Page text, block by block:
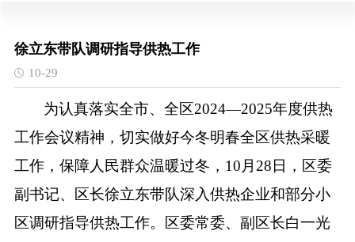
徐立东带队调研指导供热工作
10-29
为认真落实全市、全区2024—2025年度供热
工作会议精神，切实做好今冬明春全区供热采暖
工作，保障人民群众温暖过冬， 10 月 28 日，区委
副书记、区长徐立东带队深入供热企业和部分小
区调研指导供热工作。区委常委、副区长白一光